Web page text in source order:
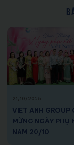
21/10/2025
VIET ANH GROUP
MỪNG NGÀY PHỤ
NAM 20/10